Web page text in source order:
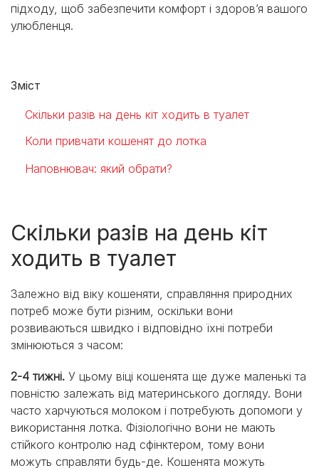
підходу, щоб забезпечити комфорт і здоров’я вашого
улюбленця.
Зміст
Скільки разів на день кіт ходить в туалет
Коли привчати кошенят до лотка
Наповнювач: який обрати?
Скільки разів на день кіт
ходить в туалет
Залежно від віку кошеняти, справляння природних
потреб може бути різним, оскільки вони
розвиваються швидко і відповідно їхні потреби
змінюються з часом:
2-4 тижні. У цьому віці кошенята ще дуже маленькі та
повністю залежать від материнського догляду. Вони
часто харчуються молоком і потребують допомоги у
використання лотка. Фізіологічно вони не мають
стійкого контролю над сфінктером, тому вони
можуть справляти будь-де. Кошенята можуть